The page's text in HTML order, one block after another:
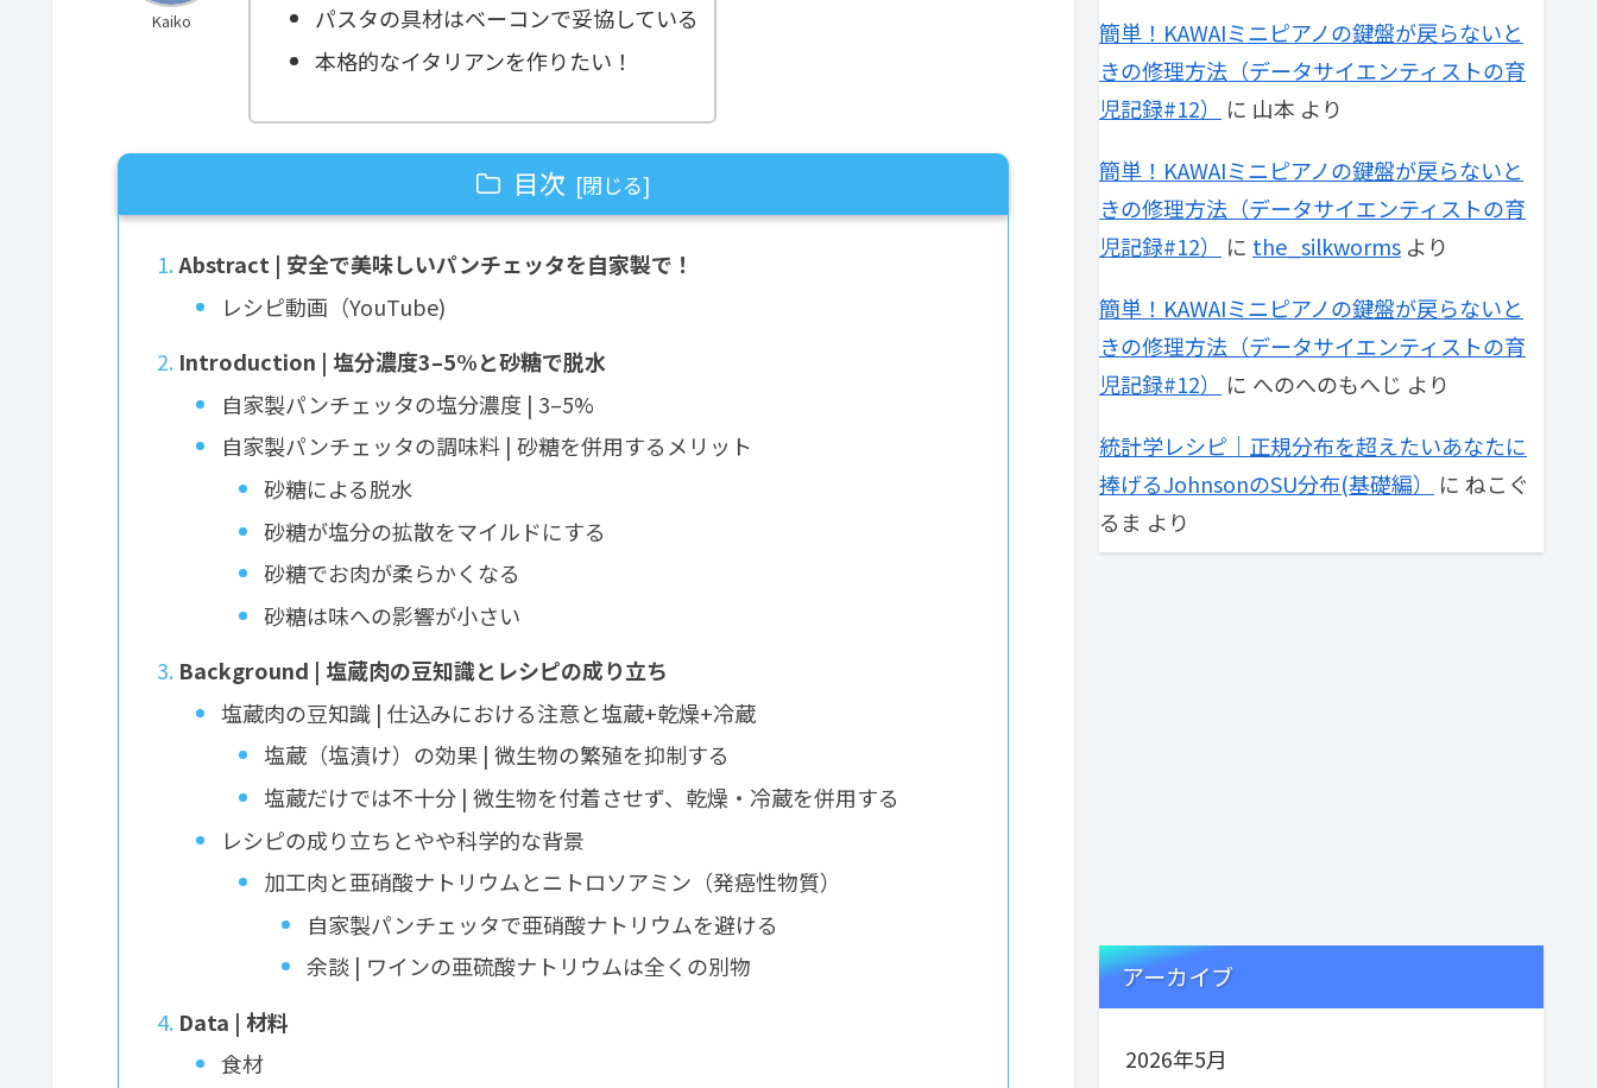
Kaiko
パスタの具材はベーコンで妥協している
本格的なイタリアンを作りたい！
目次
Abstract | 安全で美味しいパンチェッタを自家製で！
レシピ動画（YouTube)
Introduction | 塩分濃度3–5%と砂糖で脱水
自家製パンチェッタの塩分濃度 | 3–5%
自家製パンチェッタの調味料 | 砂糖を併用するメリット
砂糖による脱水
砂糖が塩分の拡散をマイルドにする
砂糖でお肉が柔らかくなる
砂糖は味への影響が小さい
Background | 塩蔵肉の豆知識とレシピの成り立ち
塩蔵肉の豆知識 | 仕込みにおける注意と塩蔵+乾燥+冷蔵
塩蔵（塩漬け）の効果 | 微生物の繁殖を抑制する
塩蔵だけでは不十分 | 微生物を付着させず、乾燥・冷蔵を併用する
レシピの成り立ちとやや科学的な背景
加工肉と亜硝酸ナトリウムとニトロソアミン（発癌性物質）
自家製パンチェッタで亜硝酸ナトリウムを避ける
余談 | ワインの亜硫酸ナトリウムは全くの別物
Data | 材料
食材
簡単！KAWAIミニピアノの鍵盤が戻らないと
きの修理方法（データサイエンティストの育
児記録#12）
に 山本 より
簡単！KAWAIミニピアノの鍵盤が戻らないと
きの修理方法（データサイエンティストの育
児記録#12）
に the_silkworms より
簡単！KAWAIミニピアノの鍵盤が戻らないと
きの修理方法（データサイエンティストの育
児記録#12）
に へのへのもへじ より
統計学レシピ｜正規分布を超えたいあなたに
捧げるJohnsonのSU分布(基礎編）
に ねこぐ
るま より
アーカイブ
2026年5月